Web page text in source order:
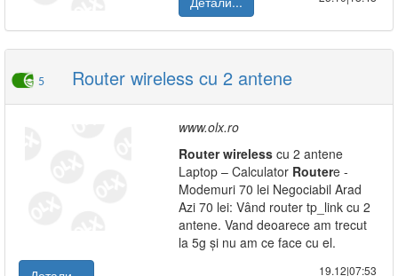
5 Router wireless cu 2 antene
www.olx.ro
Router wireless cu 2 antene
Laptop – Calculator Routere -
Modemuri 70 lei Negociabil Arad
Azi 70 lei: Vând router tp_link cu 2
antene. Vand deoarece am trecut
la 5g și nu am ce face cu el.
19.12|07:53